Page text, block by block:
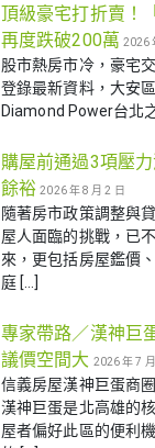
頂級豪宅打折賣！
再度跌破200萬 2026
股市熱房市冷，豪宅
登錄最新資料，大安
Diamond Power台北
購屋前通過3項壓
餘裕 2026 年 8 月 2 日
隨著房市政策調整與
屋人面臨的挑戰，已
來，更包括房屋鑑價
庭 […]
專家帶路／漢神巨
議價空間大 2026 年 7
信義房屋漢神巨蛋商
漢神巨蛋是北高雄的
屋者偏好此區的便利